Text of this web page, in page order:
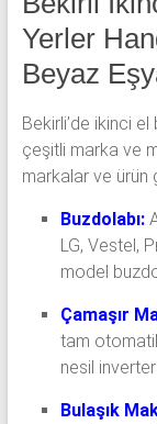
Yerler
Beyaz
Bekirli’de ikinci
çeşitli marka ve
markalar ve ürün
Buzdolabı:
LG, Vestel,
model
Çamaşır
tam
nesil
Bulaşık